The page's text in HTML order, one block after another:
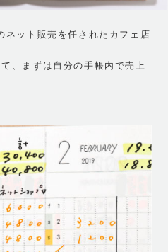
ネット販売を任されたカフェ店
、まずは自分の手帳内で売上